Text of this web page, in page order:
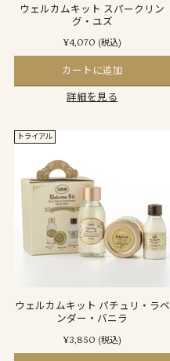
ウェルカムキット スパークリン
グ・ユズ
¥4,070 (税込)
カートに追加
詳細を見る
トライアル
ウェルカムキット パチュリ・ラベ
ンダー・バニラ
¥3,850 (税込)